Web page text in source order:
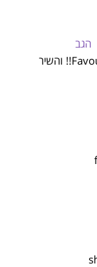
הגב
האלבום האהוב עליי הוא Favourite worsts nightmare!! והשיר